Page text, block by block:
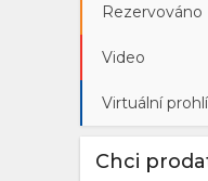
Rezervováno
Video
Virtuální
Chci